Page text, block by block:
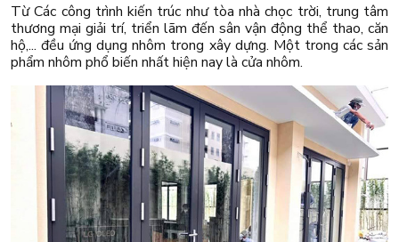
Từ Các công trình kiến trúc như tòa nhà chọc trời, trung tâm
thương mại giải trí, triển lãm đến sân vận động thể thao, căn
hộ,... đều ứng dụng nhôm trong xây dựng. Một trong các sản
phẩm nhôm phổ biến nhất hiện nay là cửa nhôm.